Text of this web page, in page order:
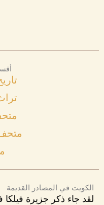
الكويت في المصادر القديمة
لقد جاء ذكر جزيرة